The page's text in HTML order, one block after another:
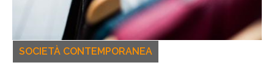
SOCIETÀ CONTEMPORANEA